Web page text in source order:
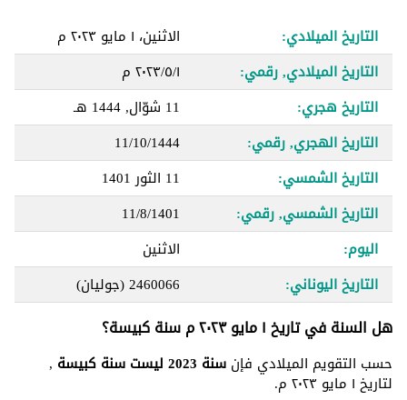
التاريخ الميلادي:
الاثنين، ١ مايو ٢٠٢٣ م
التاريخ الميلادي, رقمي:
١‏/٥‏/٢٠٢٣ م
التاريخ هجري:
11 شوّال, 1444 هـ
التاريخ الهجري, رقمي:
11/10/1444
التاريخ الشمسي:
11 الثور 1401
التاريخ الشمسي, رقمي:
11/8/1401
اليوم:
الاثنين
التاريخ اليوناني:
2460066(جوليان)
هل السنة في تاريخ ١ مايو ٢٠٢٣ م سنة كبيسة؟
حسب التقويم الميلادي فإن سنة 2023 ليست سنة كبيسة ,
لتاريخ ١ مايو ٢٠٢٣ م.